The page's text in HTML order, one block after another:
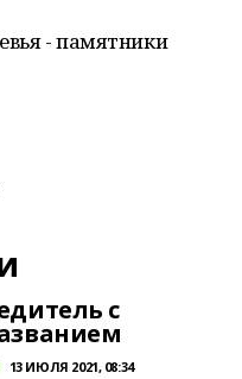
- памятники
с
13 ИЮЛЯ 2021, 08:34